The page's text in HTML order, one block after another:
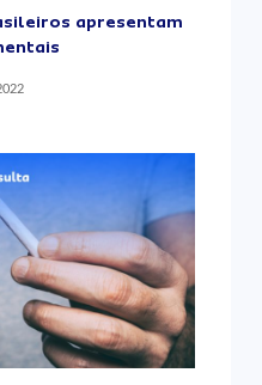
apresentam